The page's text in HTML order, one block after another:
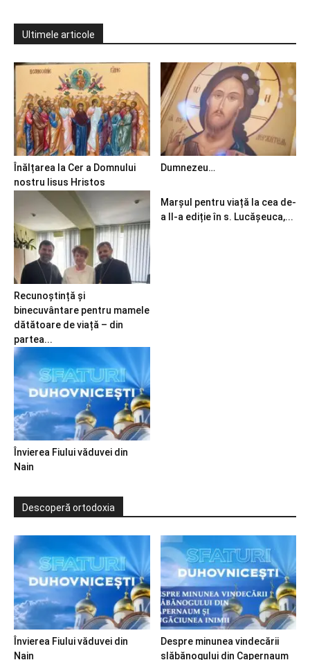
Ultimele articole
Înălțarea la Cer a Domnului
nostru Iisus Hristos
Dumnezeu…
Recunoștință și
binecuvântare pentru mamele
dătătoare de viață – din
partea...
Marșul pentru viață la cea de-
a II-a ediție în s. Lucășeuca,...
Învierea Fiului văduvei din
Nain
Descoperă ortodoxia
Învierea Fiului văduvei din
Nain
Despre minunea vindecării
slăbănogului din Capernaum